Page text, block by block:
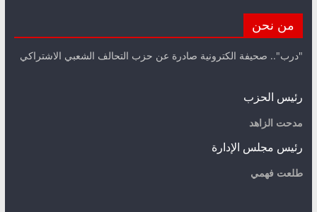
من نحن
"درب".. صحيفة الكترونية صادرة عن حزب التحالف الشعبي الاشتراكي
رئيس الحزب
مدحت الزاهد
رئيس مجلس الإدارة
طلعت فهمي